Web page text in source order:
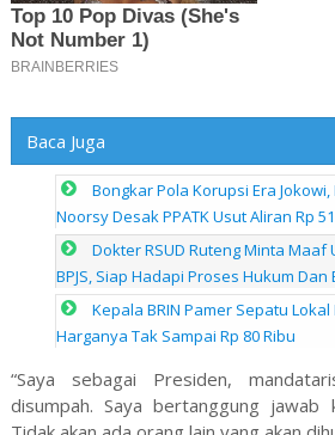
Baca Juga
Bongkar Pola Korupsi Era
Noorsy Desak PPATK Usut Aliran Rp
Dokter RSUD Ruteng Minta Maaf
BPJS, Siap Hadapi Proses Hukum Dan
Kepala BRIN Pamer Sepatu
Harganya Tak Sampai Rp 80 Ribu
“Saya sebagai Presiden,
disumpah. Saya bertanggung jawab